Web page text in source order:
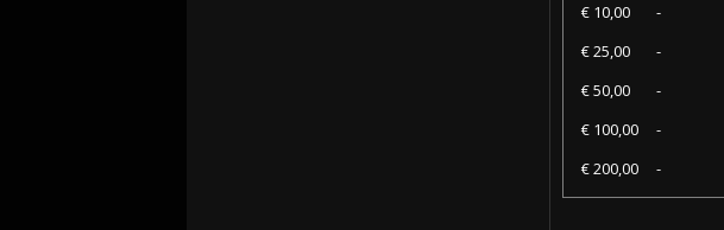
€ 10,00
-
€ 25,00
-
€ 50,00
-
€ 100,00
-
€ 200,00
-